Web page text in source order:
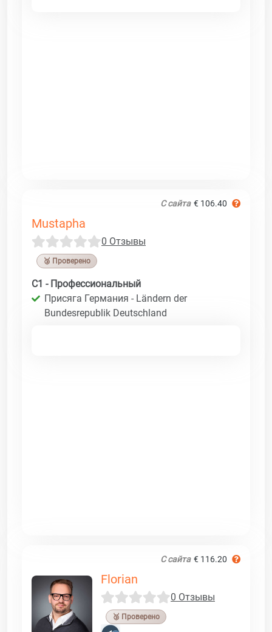
С сайта € 106.40
Mustapha
0 Отзывы
🥉 Проверено
C1 - Профессиональный
Присяга Германия - Ländern der
Bundesrepublik Deutschland
С сайта € 116.20
Florian
0 Отзывы
🥉 Проверено